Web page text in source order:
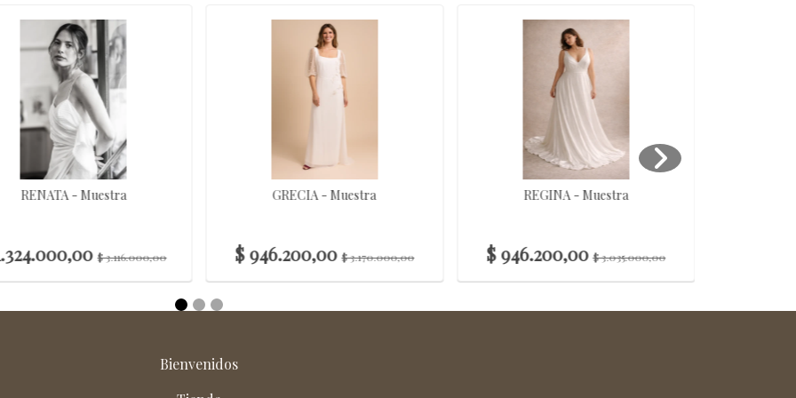
RENATA - Muestra
$ 3.116.000,00
GRECIA - Muestra
$ 946.200,00$ 3.170.000,00
REGINA - Muestra
$ 946.200,00$ 3.035.000,00
Bienvenidos